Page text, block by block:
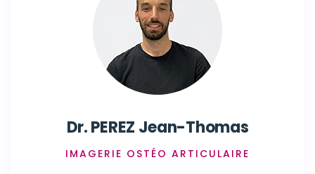
Dr. PEREZ Jean-Thomas
IMAGERIE OSTÉO ARTICULAIRE